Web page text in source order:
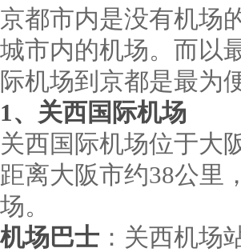
京都市内是没有机场
城市内的机场。而以
际机场到京都是最为
1、关西国际机场
关西国际机场位于大
距离大阪市约38公里
场。
机场巴士 ：关西机